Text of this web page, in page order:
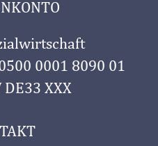
0001 8090 01
DE33 XXX